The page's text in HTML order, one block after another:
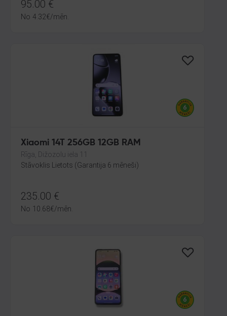
95.00 €
No 4.32€/mēn.
Xiaomi 14T 256GB 12GB RAM
Rīga, Dižozolu iela 11
Stāvoklis Lietots (Garantija 6 mēneši)
235.00 €
No 10.68€/mēn.